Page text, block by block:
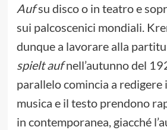
Aufsu disco o in teatro e
sui palcoscenici mondiali.
dunque a lavorare alla
spielt aufnell’autunno del
parallelo comincia a redigere
musica e il testo prendono
in contemporanea, giacché